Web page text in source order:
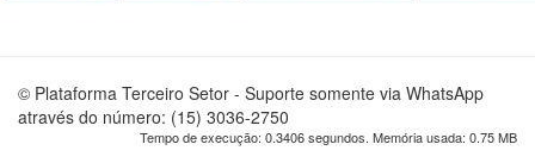
© Plataforma Terceiro Setor - Suporte somente via WhatsApp
através do número: (15) 3036-2750
Tempo de execução: 0.3406 segundos. Memória usada: 0.75 MB